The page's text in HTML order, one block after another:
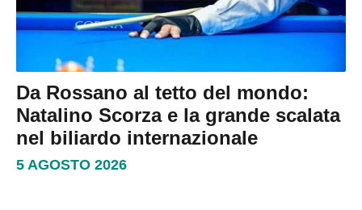
Da Rossano al tetto del mondo:
Natalino Scorza e la grande scalata
nel biliardo internazionale
5 AGOSTO 2026